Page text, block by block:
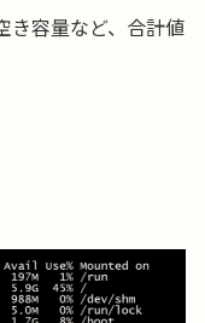
き容量など、合計値